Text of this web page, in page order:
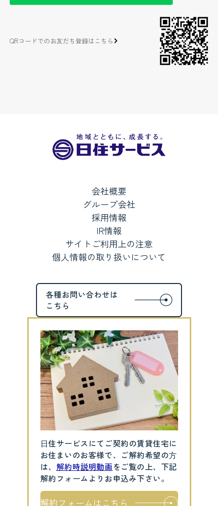
QRコードでのお友だち登録はこちら
会社概要
グループ会社
採用情報
IR情報
サイトご利用上の注意
個人情報の取り扱いについて
⽇住サービスにてご契約の賃貸住宅に
お住まいのお客様で、ご解約希望の⽅
は、 解約時説明動画をご覧の上、下記
解約フォームよりお申込み下さい。
解約フォームはこちら